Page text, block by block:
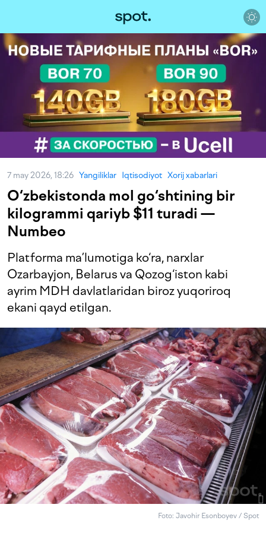
7 may 2026, 18:26 Yangiliklar Iqtisodiyot Xorij xabarlari
O‘zbekistonda mol go‘shtining bir
kilogrammi qariyb $11 turadi —
Numbeo
Platforma ma’lumotiga ko‘ra, narxlar
Ozarbayjon, Belarus va Qozog‘iston kabi
ayrim MDH davlatlaridan biroz yuqoriroq
ekani qayd etilgan.
Foto: Javohir Esonboyev / Spot